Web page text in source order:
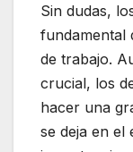
Sin dudas,
fundamental
de trabajo.
crucial, los
hacer una
se deja en el